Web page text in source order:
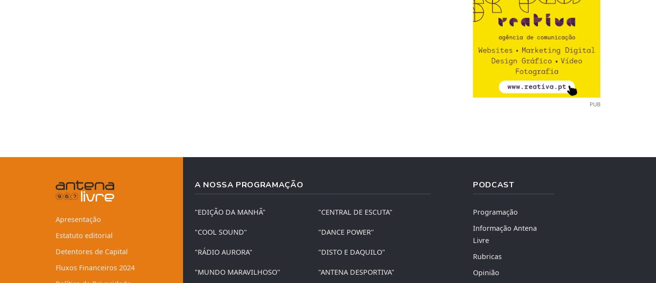
PUB
Apresentação
Estatuto editorial
Detentores de Capital
Fluxos Financeiros 2024
A NOSSA PROGRAMAÇÃO
"EDIÇÃO DA MANHÃ" "CENTRAL DE ESCUTA"
"COOL SOUND" "DANCE POWER"
"RÁDIO AURORA" "DISTO E DAQUILO"
"MUNDO MARAVILHOSO" "ANTENA DESPORTIVA"
PODCAST
Programação
Informação Antena
Livre
Rubricas
Opinião